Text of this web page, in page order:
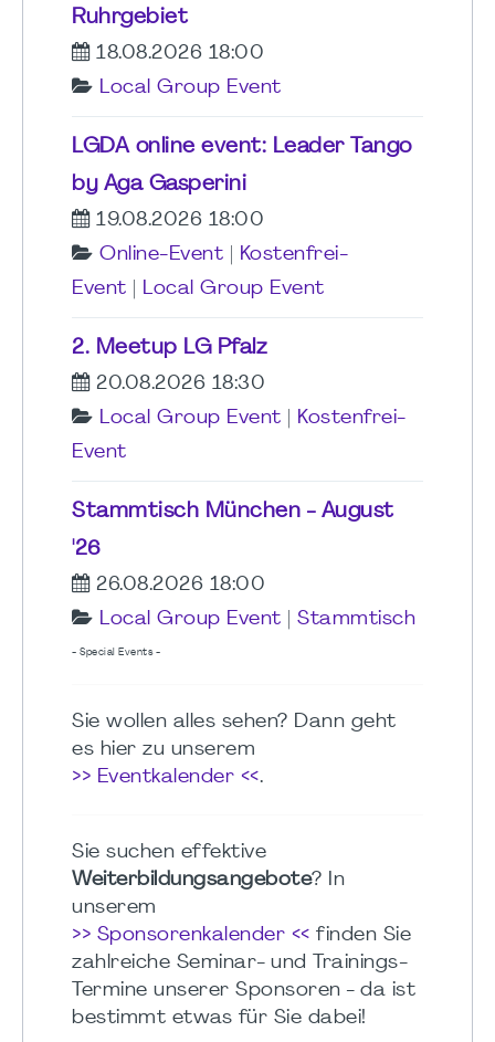
Ruhrgebiet
18.08.2026 18:00
Local Group Event
LGDA online event: Leader Tango
by Aga Gasperini
19.08.2026 18:00
Online-Event
Kostenfrei-
Event
Local Group Event
2. Meetup LG Pfalz
20.08.2026 18:30
Local Group Event
Kostenfrei-
Event
Stammtisch München - August
'26
26.08.2026 18:00
Local Group Event
Stammtisch
- Special Events -
Sie wollen alles sehen? Dann geht
es hier zu unserem
>> Eventkalender <<.
Sie suchen effektive
Weiterbildungsangebote? In
unserem
>> Sponsorenkalender << finden Sie
zahlreiche Seminar- und Trainings-
Termine unserer Sponsoren - da ist
bestimmt etwas für Sie dabei!